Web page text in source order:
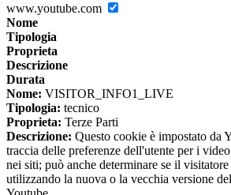
www.youtube.com
Nome
Tipologia
Proprieta
Descrizione
Durata
Nome: VISITOR_INFO1_LIVE
Tipologia: tecnico
Proprieta: Terze Parti
Descrizione: Questo cookie è impostato da
traccia delle preferenze dell'utente per i
nei siti; può anche determinare se il
utilizzando la nuova o la vecchia versione